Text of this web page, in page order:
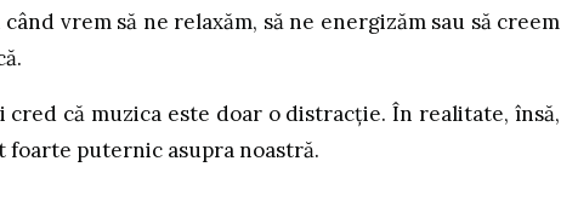
vrem să ne relaxăm, să ne energizăm sau să creem
cred că muzica este doar o distracție. În realitate, însă,
foarte puternic asupra noastră.